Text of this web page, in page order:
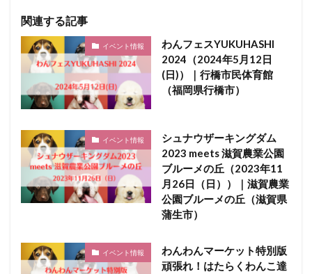
関連する記事
イベント情報
わんフェスYUKUHASHI
2024（2024年5月12日
(日)）｜行橋市民体育館
（福岡県行橋市）
イベント情報
シュナウザーキングダム
2023 meets 滋賀農業公園
ブルーメの丘（2023年11
月26日（日））｜滋賀農業
公園ブルーメの丘（滋賀県
蒲生市）
イベント情報
わんわんマーケット特別版
頑張れ！はたらくわんこ達